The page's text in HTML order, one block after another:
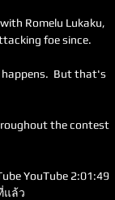
Romelu Lukaku,
foe since.
But that's
the contest
YouTube 2:01:49
แล้ว